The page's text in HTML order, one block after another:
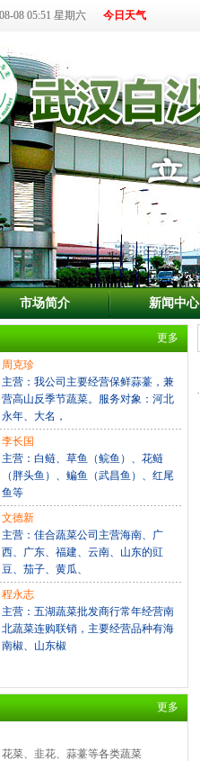
08 05:51 星期六 今日天气
市场简介 新闻中心
更多
周克珍
主营：我公司主要经营保鲜蒜薹，兼
营高山反季节蔬菜。服务对象：河北
永年、大名，
李长国
主营：白鲢、草鱼（鲩鱼）、花鲢
（胖头鱼）、鳊鱼（武昌鱼）、红尾
鱼等
文德新
主营：佳合蔬菜公司主营海南、广
西、广东、福建、云南、山东的豇
豆、茄子、黄瓜、
程永志
主营：五湖蔬菜批发商行常年经营南
北蔬菜连购联销，主要经营品种有海
南椒、山东椒
更多
菜、韭花、蒜薹等各类蔬菜